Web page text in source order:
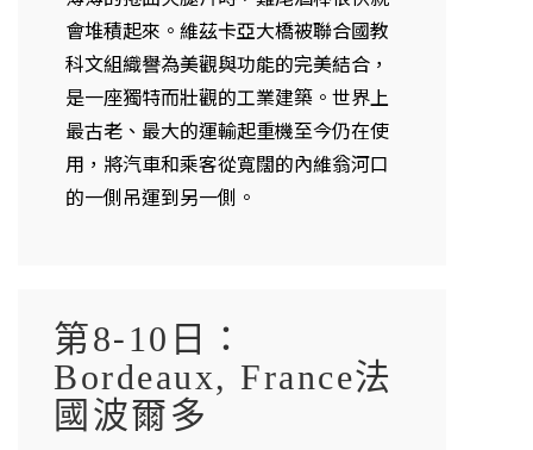
會堆積起來。維茲卡亞大橋被聯合國教
科文組織譽為美觀與功能的完美結合，
是一座獨特而壯觀的工業建築。世界上
最古老、最大的運輸起重機至今仍在使
用，將汽車和乘客從寬闊的內維翁河口
的一側吊運到另一側。
第8-10日：
Bordeaux, France法
國波爾多